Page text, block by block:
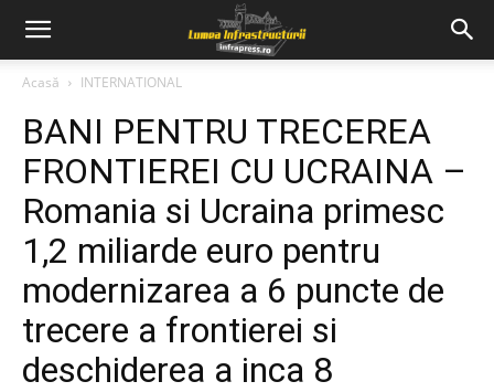
Acasă INTERNATIONAL
BANI PENTRU TRECEREA
FRONTIEREI CU UCRAINA –
Romania si Ucraina primesc
1,2 miliarde euro pentru
modernizarea a 6 puncte de
trecere a frontierei si
deschiderea a inca 8